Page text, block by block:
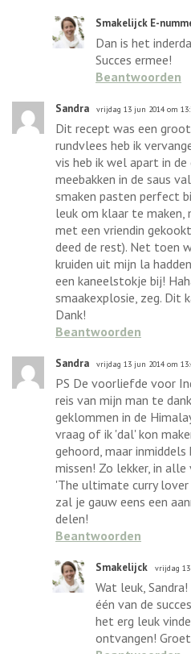
Smakelijck E-
Dan is het
Succes ermee!
Beantwoorden
Sandra vrijdag 13 jun 2014 om
Dit recept was een
rundvlees heb ik
vis heb ik wel apart in
meebakken in de saus
smaken pasten perfect
leuk om klaar te maken,
met een vriendin
deed de rest). Net toen
kruiden uit mijn la
een kaneelstokje bij!
smaakexplosie, zeg. Dit
Dank!
Beantwoorden
Sandra vrijdag 13 jun 2014 om
PS De voorliefde voor
reis van mijn man te
geklommen in de
vraag of ik 'dal' kon
gehoord, maar
missen! Zo lekker, in
'The ultimate curry
zal je gauw eens een
delen!
Beantwoorden
Smakelijck vrijdag
Wat leuk,
één van de
het erg leuk
ontvangen!